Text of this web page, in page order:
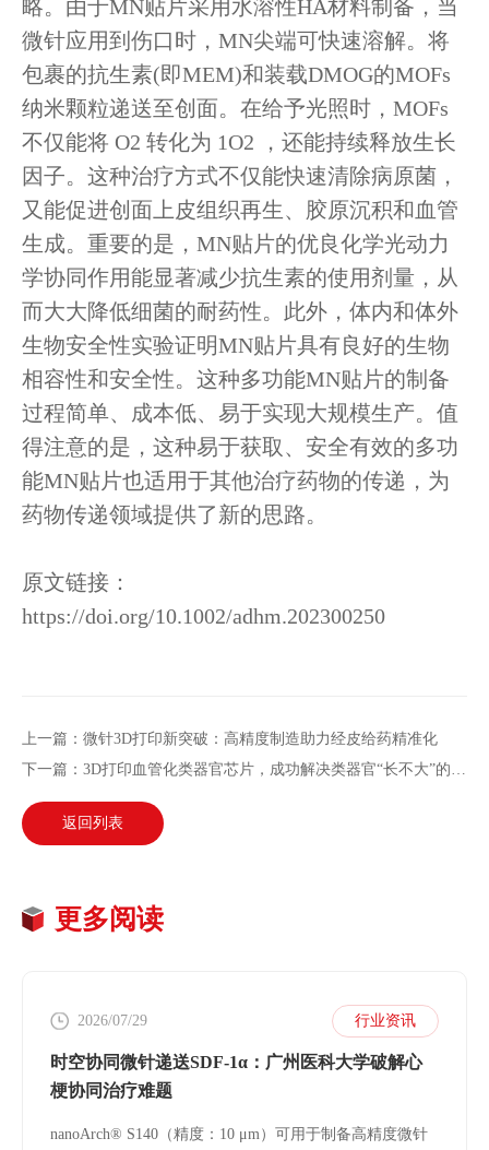
略。由于MN贴片采用水溶性HA材料制备，当
微针应用到伤口时，MN尖端可快速溶解。将
包裹的抗生素(即MEM)和装载DMOG的MOFs
纳米颗粒递送至创面。在给予光照时，MOFs
不仅能将 O2 转化为 1O2 ，还能持续释放生长
因子。这种治疗方式不仅能快速清除病原菌，
又能促进创面上皮组织再生、胶原沉积和血管
生成。重要的是，MN贴片的优良化学光动力
学协同作用能显著减少抗生素的使用剂量，从
而大大降低细菌的耐药性。此外，体内和体外
生物安全性实验证明MN贴片具有良好的生物
相容性和安全性。这种多功能MN贴片的制备
过程简单、成本低、易于实现大规模生产。值
得注意的是，这种易于获取、安全有效的多功
能MN贴片也适用于其他治疗药物的传递，为
药物传递领域提供了新的思路。
原文链接：
https://doi.org/10.1002/adhm.202300250
上一篇：微针3D打印新突破：高精度制造助力经皮给药精准化
返回列表
更多阅读
2026/07/29 行业资讯
时空协同微针递送SDF-1α：广州医科大学破解心
梗协同治疗难题
nanoArch® S140（精度：10 μm）可用于制备高精度微针